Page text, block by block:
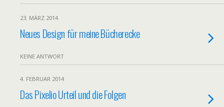
23. MÄRZ 2014
Neues Design für meine Bücherecke
KEINE ANTWORT
4. FEBRUAR 2014
Das Pixelio Urteil und die Folgen